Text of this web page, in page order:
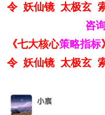
令 妖仙镜 太极玄
咨
《七大核心策略指标
令 妖仙镜 太极玄